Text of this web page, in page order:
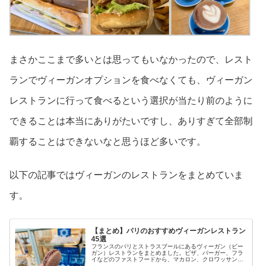
まさかここまで多いとは思ってもいなかったので、レスト
ランでヴィーガンオプションを食べなくても、ヴィーガン
レストランに行って食べるという選択が当たり前のように
できることは本当にありがたいですし、ありすぎて全部制
覇することはできないなと思うほど多いです。
以下の記事ではヴィーガンのレストランをまとめていま
す。
【まとめ】パリのおすすめヴィーガンレストラン
45選
フランスのパリとストラスブールにあるヴィーガン（ビー
ガン）レストランをまとめました。ピザ、バーガー、フラ
イなどのファストフードから、マカロン、クロワッサン、